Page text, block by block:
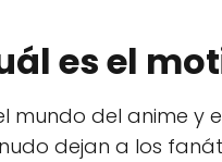
es el
mundo del anime y
dejan a los